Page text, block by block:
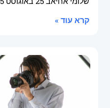
קרא עוד »